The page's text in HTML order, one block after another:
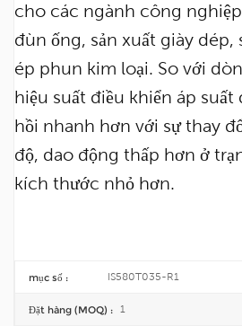
cho các ngành công
đùn ống, sản xuất giày dép,
ép phun kim loại. So với
hiệu suất điều khiển áp
hồi nhanh hơn với sự thay
độ, dao động thấp hơn ở
kích thước nhỏ hơn.
mục số : IS580T035-R1
Đặt hàng (MOQ) : 1